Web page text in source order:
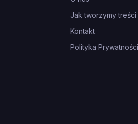
Jak tworzymy treści
Kontakt
Polityka Prywatności